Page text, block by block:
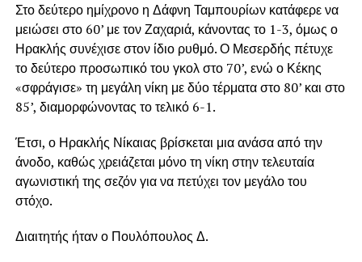
Στο δεύτερο ημίχρονο η Δάφνη Ταμπουρίων κατάφερε να
μειώσει στο 60’ με τον Ζαχαριά, κάνοντας το 1-3, όμως ο
Ηρακλής συνέχισε στον ίδιο ρυθμό. Ο Μεσερδής πέτυχε
το δεύτερο προσωπικό του γκολ στο 70’, ενώ ο Κέκης
«σφράγισε» τη μεγάλη νίκη με δύο τέρματα στο 80’ και στο
85’, διαμορφώνοντας το τελικό 6-1.
Έτσι, ο Ηρακλής Νίκαιας βρίσκεται μια ανάσα από την
άνοδο, καθώς χρειάζεται μόνο τη νίκη στην τελευταία
αγωνιστική της σεζόν για να πετύχει τον μεγάλο του
στόχο.
Διαιτητής ήταν ο Πουλόπουλος Δ.